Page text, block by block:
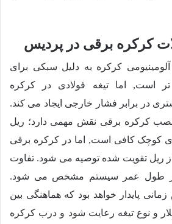
کرکره برقی در پردیس
کرکره به دلیل سبکی برای
تر است, اما تیغه فولادی در کرکره
در برابر فشار خارجی ایجاد می کند.
کرکره برقی نقش مهمی دارد؛ ریل
های کوچک کافی است, اما در کرکره برقی
از ریل تقویت شده توصیه می شود. تفاوت
در طول عمر سیستم مشخص می شود.
پایدار خواهد بود که هماهنگی بین
و نوع تیغه رعایت شود و درب کرکره